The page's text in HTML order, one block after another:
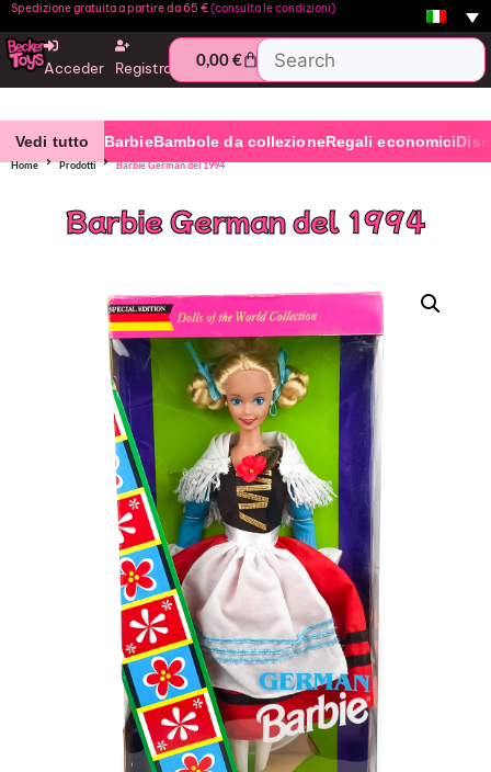
Spedizione gratuita a partire da 65 €(consulta le condizioni)
Acceder Registro 0,00€
Vedi tutto BarbieBambole da collezioneRegali economici
Home Prodotti Barbie German del 1994
Barbie German del 1994